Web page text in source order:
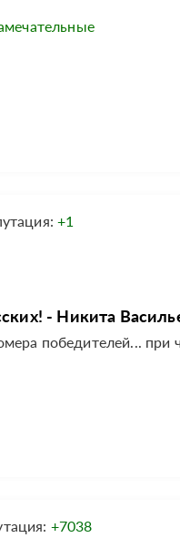
+1
- Никита
победителей... при
+7038